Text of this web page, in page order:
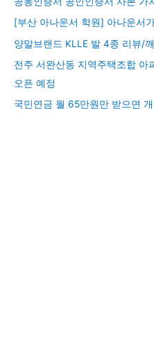
[부산 아나운서 학원] 아나운서
양말브랜드 KLLE 발 4종 리뷰/
전주 서완산동 지역주택조합 아
오픈 예정
국민연금 월 65만원만 받으면